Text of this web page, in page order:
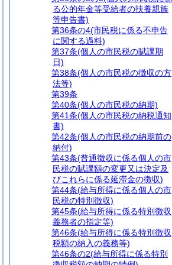
る公的年金等受給者の扶養親族
等申告書)
第36条の4(市民税に係る不申告
に関する過料)
第37条(個人の市民税の賦課期
日)
第38条(個人の市民税の徴収の方
法等)
第39条
第40条(個人の市民税の納期)
第41条(個人の市民税の納税通知
書)
第42条(個人の市民税の納期前の
納付)
第43条(普通徴収に係る個人の市
民税の賦課額の変更又は決定及
びこれらに係る延滞金の徴収)
第44条(給与所得に係る個人の市
民税の特別徴収)
第45条(給与所得に係る特別徴収
義務者の指定等)
第46条(給与所得に係る特別徴収
税額の納入の義務等)
第46条の2(給与所得に係る特別